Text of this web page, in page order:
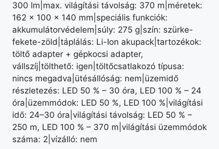
300 lm|max. világítási távolság: 370 m|méretek:
162 × 100 × 140 mm|speciális funkciók:
akkumulátorvédelem|súly: 275 g|szín: szürke-
fekete-zöld|táplálás: Li-Ion akupack|tartozékok:
töltő adapter + gépkocsi adapter,
vállszíj|tölthető: igen|töltőcsatlakozó típusa:
nincs megadva|ütésállóság: nem|üzemidő
részletezés: LED 50 % – 30 óra, LED 100 % – 24
óra|üzemmódok: LED 50 %, LED 100 %|világítási
idő: 24–30 óra|világítási távolság: LED 50 % –
250 m, LED 100 % – 370 m|világítási üzemmódok
száma: 2|vízálló: nem